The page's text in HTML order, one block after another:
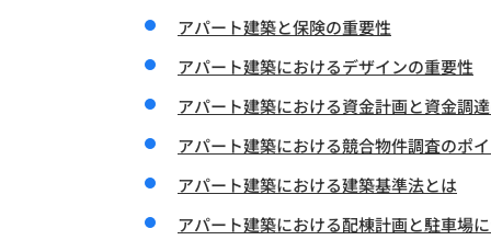
アパート建築と保険の重要性
アパート建築におけるデザインの重要性
アパート建築における資金計画と資金調
アパート建築における競合物件調査のポ
アパート建築における建築基準法とは
アパート建築における配棟計画と駐車場